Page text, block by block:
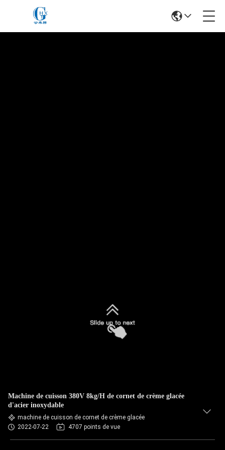
Machine de cuisson 380V 8kg/H de cornet de crème glacée
d'acier inoxydable
machine de cuisson de cornet de crème glacée
2022-07-22
4707 points de vue